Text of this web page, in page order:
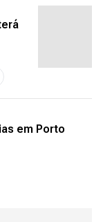
em Porto